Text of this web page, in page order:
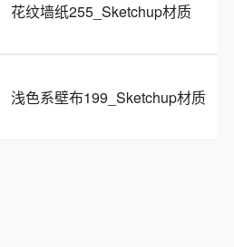
花纹墙纸255_Sketchup材质
浅色系壁布199_Sketchup材质